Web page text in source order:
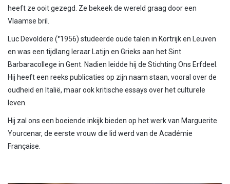
heeft ze ooit gezegd. Ze bekeek de wereld graag door een
Vlaamse bril.
Luc Devoldere (°1956) studeerde oude talen in Kortrijk en Leuven
en was een tijdlang leraar Latijn en Grieks aan het Sint
Barbaracollege in Gent. Nadien leidde hij de Stichting Ons Erfdeel.
Hij heeft een reeks publicaties op zijn naam staan, vooral over de
oudheid en Italië, maar ook kritische essays over het culturele
leven.
Hij zal ons een boeiende inkijk bieden op het werk van Marguerite
Yourcenar, de eerste vrouw die lid werd van de Académie
Française.